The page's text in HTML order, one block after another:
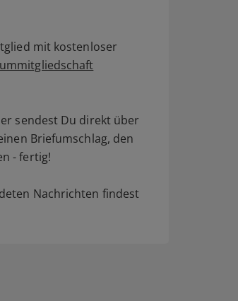
mit kostenloser
sendest Du direkt über
Briefumschlag, den
- fertig!
Nachrichten findest